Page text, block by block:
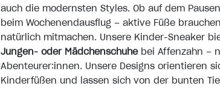
auch die modernsten Styles. Ob auf dem
beim Wochenendausflug – aktive Füße
natürlich mitmachen. Unsere Kinder-Sneaker
Jungen- oder Mädchenschuhebei Affenzahn –
Abenteurer:innen. Unsere Designs orientieren
Kinderfüßen und lassen sich von der bunten